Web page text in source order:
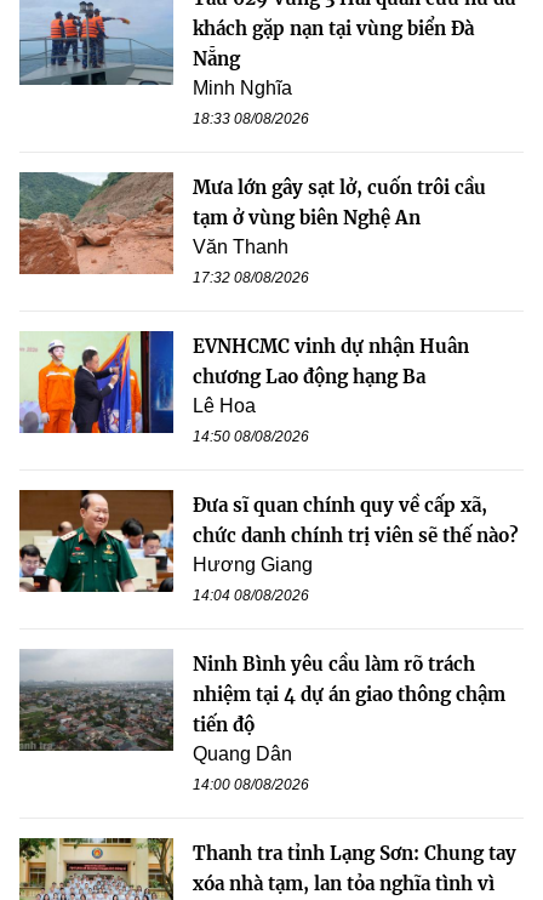
khách gặp nạn tại vùng biển Đà
Nẵng
Minh Nghĩa
18:33 08/08/2026
Mưa lớn gây sạt lở, cuốn trôi cầu
tạm ở vùng biên Nghệ An
Văn Thanh
17:32 08/08/2026
EVNHCMC vinh dự nhận Huân
chương Lao động hạng Ba
Lê Hoa
14:50 08/08/2026
Đưa sĩ quan chính quy về cấp xã,
chức danh chính trị viên sẽ thế nào?
Hương Giang
14:04 08/08/2026
Ninh Bình yêu cầu làm rõ trách
nhiệm tại 4 dự án giao thông chậm
tiến độ
Quang Dân
14:00 08/08/2026
Thanh tra tỉnh Lạng Sơn: Chung tay
xóa nhà tạm, lan tỏa nghĩa tình vì